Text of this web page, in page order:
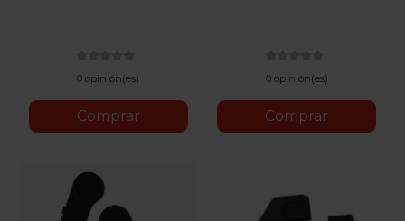
0 opinión(es)
Comprar
0 opinión(es)
Comprar